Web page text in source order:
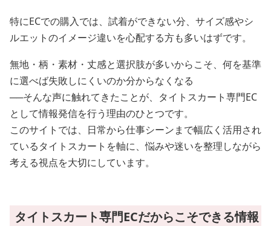
特にECでの購入では、試着ができない分、サイズ感やシ
ルエットのイメージ違いを心配する方も多いはずです。
無地・柄・素材・丈感と選択肢が多いからこそ、何を基準
に選べば失敗しにくいのか分からなくなる
──そんな声に触れてきたことが、タイトスカート専門EC
として情報発信を行う理由のひとつです。
このサイトでは、日常から仕事シーンまで幅広く活用され
ているタイトスカートを軸に、悩みや迷いを整理しながら
考える視点を大切にしています。
タイトスカート専門ECだからこそできる情報